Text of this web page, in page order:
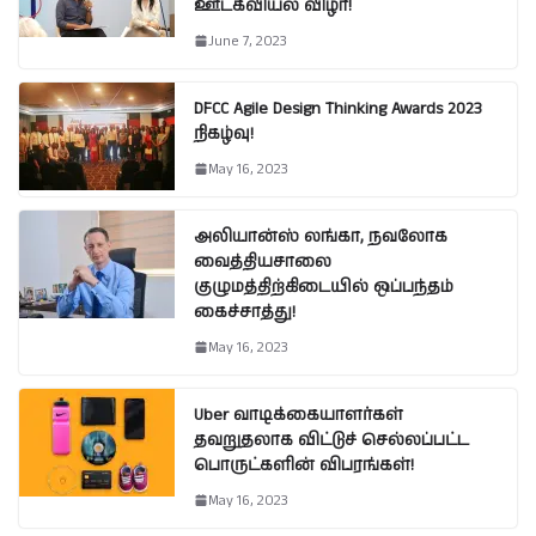
ஊடகவியல் விழா!
June 7, 2023
DFCC Agile Design Thinking Awards 2023
நிகழ்வு!
May 16, 2023
அலியான்ஸ் லங்கா, நவலோக
வைத்தியசாலை
குழுமத்திற்கிடையில் ஒப்பந்தம்
கைச்சாத்து!
May 16, 2023
Uber வாடிக்கையாளர்கள்
தவறுதலாக விட்டுச் செல்லப்பட்ட
பொருட்களின் விபரங்கள்!
May 16, 2023